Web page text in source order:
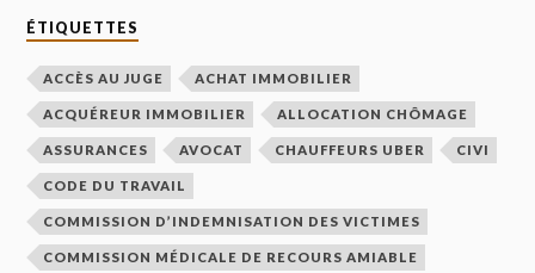
ÉTIQUETTES
ACCÈS AU JUGE ACHAT IMMOBILIER
ACQUÉREUR IMMOBILIER ALLOCATION CHÔMAGE
ASSURANCES AVOCAT CHAUFFEURS UBER CIVI
CODE DU TRAVAIL
COMMISSION D’INDEMNISATION DES VICTIMES
COMMISSION MÉDICALE DE RECOURS AMIABLE